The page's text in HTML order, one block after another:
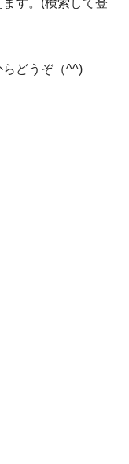
らどうぞ（^^)